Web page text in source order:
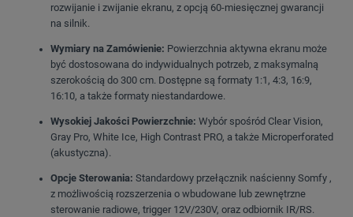
rozwijanie i zwijanie ekranu, z opcją 60-miesięcznej gwarancji
na silnik.
Wymiary na Zamówienie: Powierzchnia aktywna ekranu może
być dostosowana do indywidualnych potrzeb, z maksymalną
szerokością do 300 cm. Dostępne są formaty 1:1, 4:3, 16:9,
16:10, a także formaty niestandardowe.
Wysokiej Jakości Powierzchnie: Wybór spośród Clear Vision,
Gray Pro, White Ice, High Contrast PRO, a także Microperforated
(akustyczna).
Opcje Sterowania: Standardowy przełącznik naścienny Somfy ,
z możliwością rozszerzenia o wbudowane lub zewnętrzne
sterowanie radiowe, trigger 12V/230V, oraz odbiornik IR/RS.